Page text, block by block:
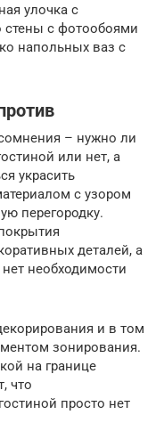
улочка с
с фотообоями
напольных ваз с
– нужно ли
или нет, а
украсить
с узором
перегородку.
деталей, а
необходимости
и в том
зонирования.
на границе
что
просто нет